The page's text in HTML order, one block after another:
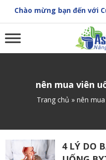
content
Chào mừng bạn đến với
nên mua viên
Trang chủ » nên
4 LÝ DO